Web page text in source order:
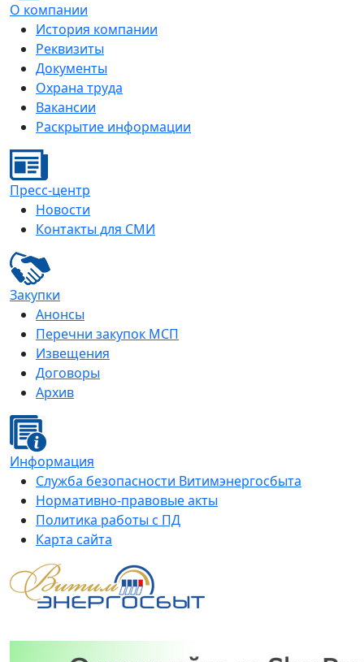
О компании
История компании
Реквизиты
Документы
Охрана труда
Вакансии
Раскрытие информации
Пресс-центр
Новости
Контакты для СМИ
Закупки
Анонсы
Перечни закупок МСП
Извещения
Договоры
Архив
Информация
Служба безопасности Витимэнергосбыта
Нормативно-правовые акты
Политика работы с ПД
Карта сайта